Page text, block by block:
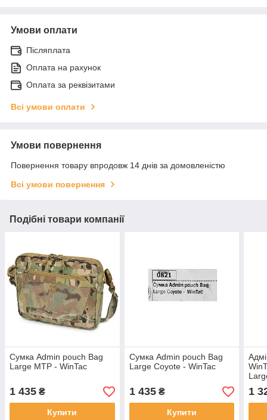
Умови оплати
Післяплата
Оплата на рахунок
Оплата за реквізитами
Всі умови оплати
Умови повернення
Повернення товару впродовж 14 днів за домовленістю
Всі умови повернення
Подібні товари компанії
Сумка Admin pouch Bag
Large MTP - WinTac
1 435 ₴
Купити
Сумка Admin pouch Bag
Large Coyote - WinTac
1 435₴
Купити
1